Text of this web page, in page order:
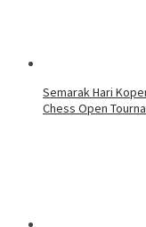
Semarak Hari
Chess Open